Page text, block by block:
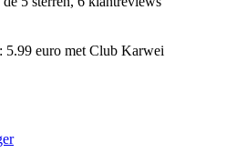
5.99 euro met Club Karwei